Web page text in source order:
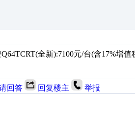
全新):7100元/台(含17%增值
回答 回复楼主 举报